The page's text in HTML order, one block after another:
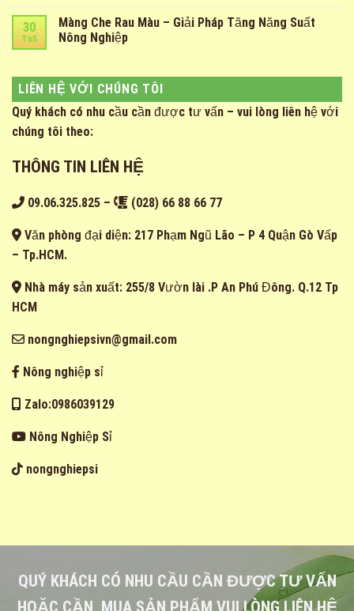
30
Th5
Màng Che Rau Màu – Giải Pháp Tăng Năng Suất
Nông Nghiệp
LIÊN HỆ VỚI CHÚNG TÔI
Quý khách có nhu cầu cần được tư vấn – vui lòng liên hệ với
chúng tôi theo:
THÔNG TIN LIÊN HỆ
09.06.325.825 – (028) 66 88 66 77
Văn phòng đại diện: 217 Phạm Ngũ Lão – P 4 Quận Gò Vấp
– Tp.HCM.
Nhà máy sản xuất: 255/8 Vườn lài .P An Phú Đông. Q.12 Tp
HCM
nongnghiepsivn@gmail.com
Nông nghiệp sỉ
Zalo:0986039129
Nông Nghiệp Sỉ
nongnghiepsi
QUÝ KHÁCH CÓ NHU CẦU CẦN ĐƯỢC TƯ VẤN
HOẶC CẦN MUA SẢN PHẨM VUI LÒNG LIÊN HỆ